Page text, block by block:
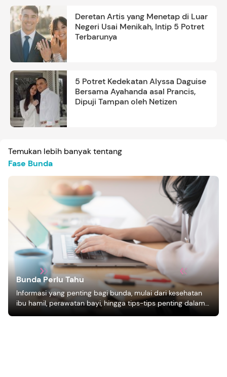
Deretan Artis yang Menetap di Luar
Negeri Usai Menikah, Intip 5 Potret
Terbarunya
5 Potret Kedekatan Alyssa Daguise
Bersama Ayahanda asal Prancis,
Dipuji Tampan oleh Netizen
Temukan lebih banyak tentang
Fase Bunda
Bunda Perlu Tahu
Informasi yang penting bagi bunda, mulai dari kesehatan
ibu hamil, perawatan bayi, hingga tips-tips penting dalam
mengasuh anak